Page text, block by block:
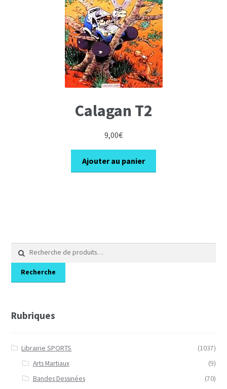
Calagan T2
9,00€
Ajouter au panier
Recherche
pour :
Recherche
Rubriques
Librairie SPORTS
(1037)
Arts Martiaux
(9)
Bandes Dessinées
(70)